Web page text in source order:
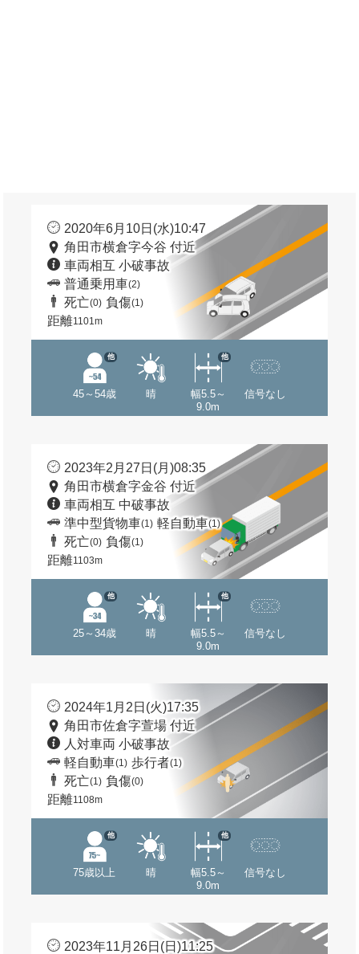
2020年6月10日(水)10:47
角田市横倉字今谷 付近
車両相互 小破事故
普通乗用車(2)
死亡(0) 負傷(1)
距離1101m
45～54歳
他
晴
幅5.5～
9.0m
他
信号なし
2023年2月27日(月)08:35
角田市横倉字金谷 付近
車両相互 中破事故
準中型貨物車(1) 軽自動車(1)
死亡(0) 負傷(1)
距離1103m
25～34歳
他
晴
幅5.5～
9.0m
他
信号なし
2024年1月2日(火)17:35
角田市佐倉字萱場 付近
人対車両 小破事故
軽自動車(1) 歩行者(1)
死亡(1) 負傷(0)
距離1108m
75歳以上
他
晴
幅5.5～
9.0m
他
信号なし
2023年11月26日(日)11:25